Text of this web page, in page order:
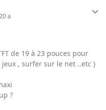
a
de 19 à 23 pouces pour
, surfer sur le net ..etc )
?